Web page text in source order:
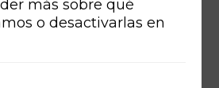
libre y Barcelona es una ciudad
un entreno de una hora de
más sobre qué
o desactivarlas en